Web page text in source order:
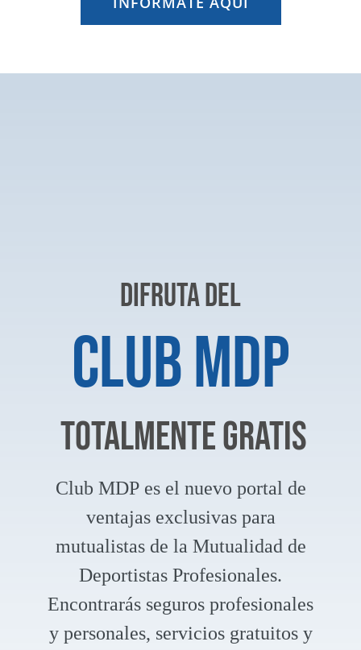
DIFRUTA DEL
CLUB MDP
TOTALMENTE GRATIS
Club MDPes el nuevo portal de
ventajas exclusivas para
mutualistas de la Mutualidad de
Deportistas Profesionales.
Encontrarás seguros profesionales
y personales, servicios gratuitos y